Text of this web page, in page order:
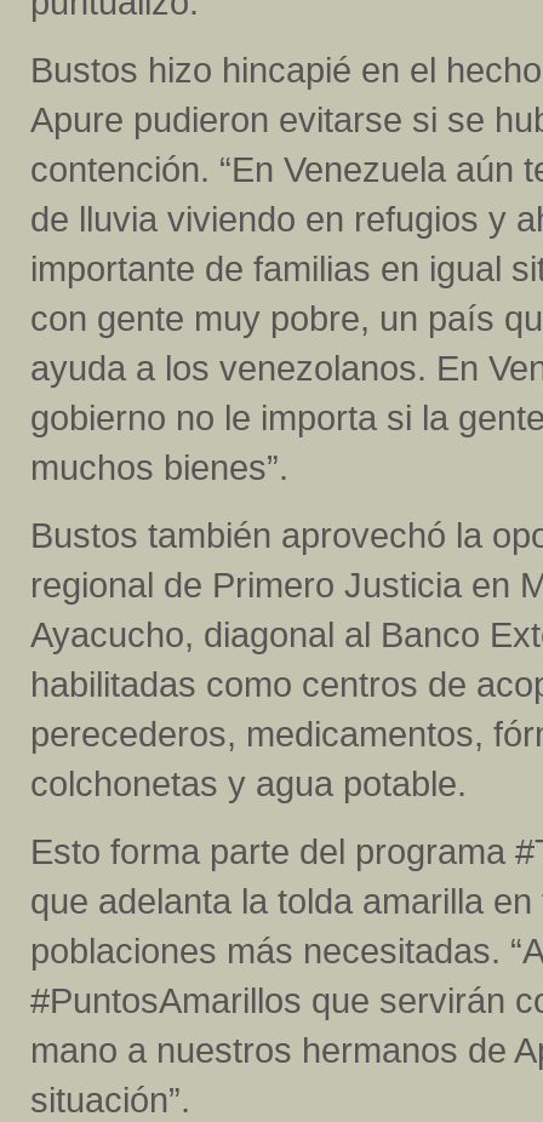
Bustos hizo hincapié en el
Apure pudieron evitarse si se
contención. “En Venezuela aún
de lluvia viviendo en refugios y
importante de familias en igual
con gente muy pobre, un país
ayuda a los venezolanos. En
gobierno no le importa si la
muchos bienes”.
Bustos también aprovechó la
regional de Primero Justicia en
Ayacucho, diagonal al Banco
habilitadas como centros de
perecederos, medicamentos,
colchonetas y agua potable.
Esto forma parte del programa
que adelanta la tolda amarilla
poblaciones más necesitadas.
#PuntosAmarillos que servirán
mano a nuestros hermanos de
situación”.